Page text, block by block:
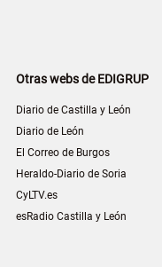
Otras webs de EDIGRUP
Diario de Castilla y León
Diario de León
El Correo de Burgos
Heraldo-Diario de Soria
CyLTV.es
esRadio Castilla y León